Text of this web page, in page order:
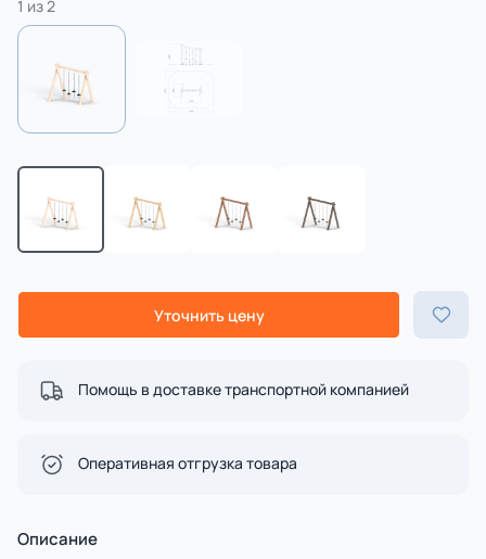
1 из2
Уточнить цену
Помощь в доставке транспортной компанией
Оперативная отгрузка товара
Описание